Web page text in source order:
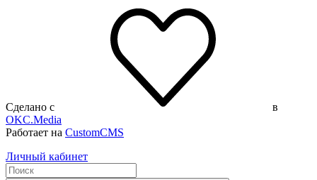
Сделано с
в
OKC.Media
Работает на CustomCMS
Личный кабинет